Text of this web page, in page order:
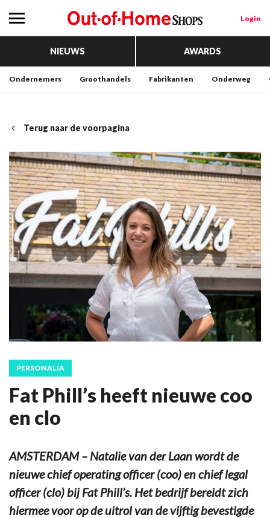
Login
NIEUWS AWARDS
Ondernemers Groothandels Fabrikanten Onderweg
Terug naar de voorpagina
PERSONALIA
Fat Phill’s heeft nieuwe coo
en clo
AMSTERDAM – Natalie van der Laan wordt de
nieuwe chief operating officer (coo) en chief legal
officer (clo) bij Fat Phill’s. Het bedrijf bereidt zich
hiermee voor op de uitrol van de vijftig bevestigde